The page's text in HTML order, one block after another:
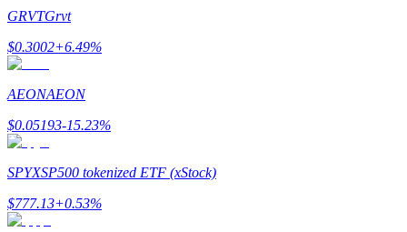
GRVTGrvt
$0.3002+6.49%
AEONAEON
$0.05193-15.23%
SPYXSP500 tokenized ETF (xStock)
$777.13+0.53%